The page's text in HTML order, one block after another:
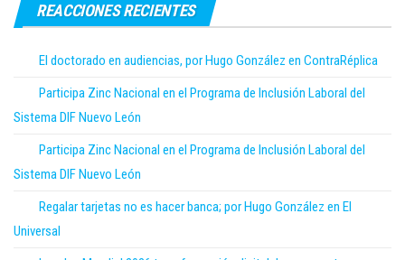
REACCIONES RECIENTES
El doctorado en audiencias, por Hugo González en ContraRéplica
Participa Zinc Nacional en el Programa de Inclusión Laboral del
Sistema DIF Nuevo León
Participa Zinc Nacional en el Programa de Inclusión Laboral del
Sistema DIF Nuevo León
Regalar tarjetas no es hacer banca; por Hugo González en El
Universal